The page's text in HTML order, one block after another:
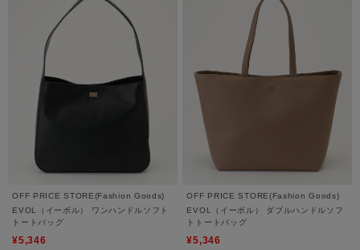
OFF PRICE STORE(Fashion Goods)
EVOL（イーボル） ワンハンドルソフト
トートバッグ
¥5,346
OFF PRICE STORE(Fashion Goods)
EVOL（イーボル） ダブルハンドルソフ
トトートバッグ
¥5,346